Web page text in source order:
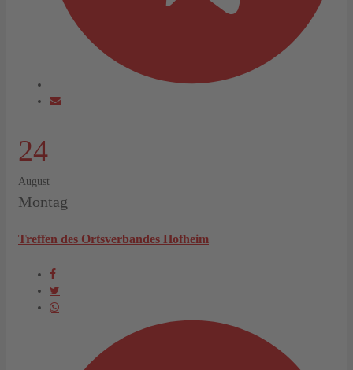
24
August
Montag
Treffen des Ortsverbandes Hofheim